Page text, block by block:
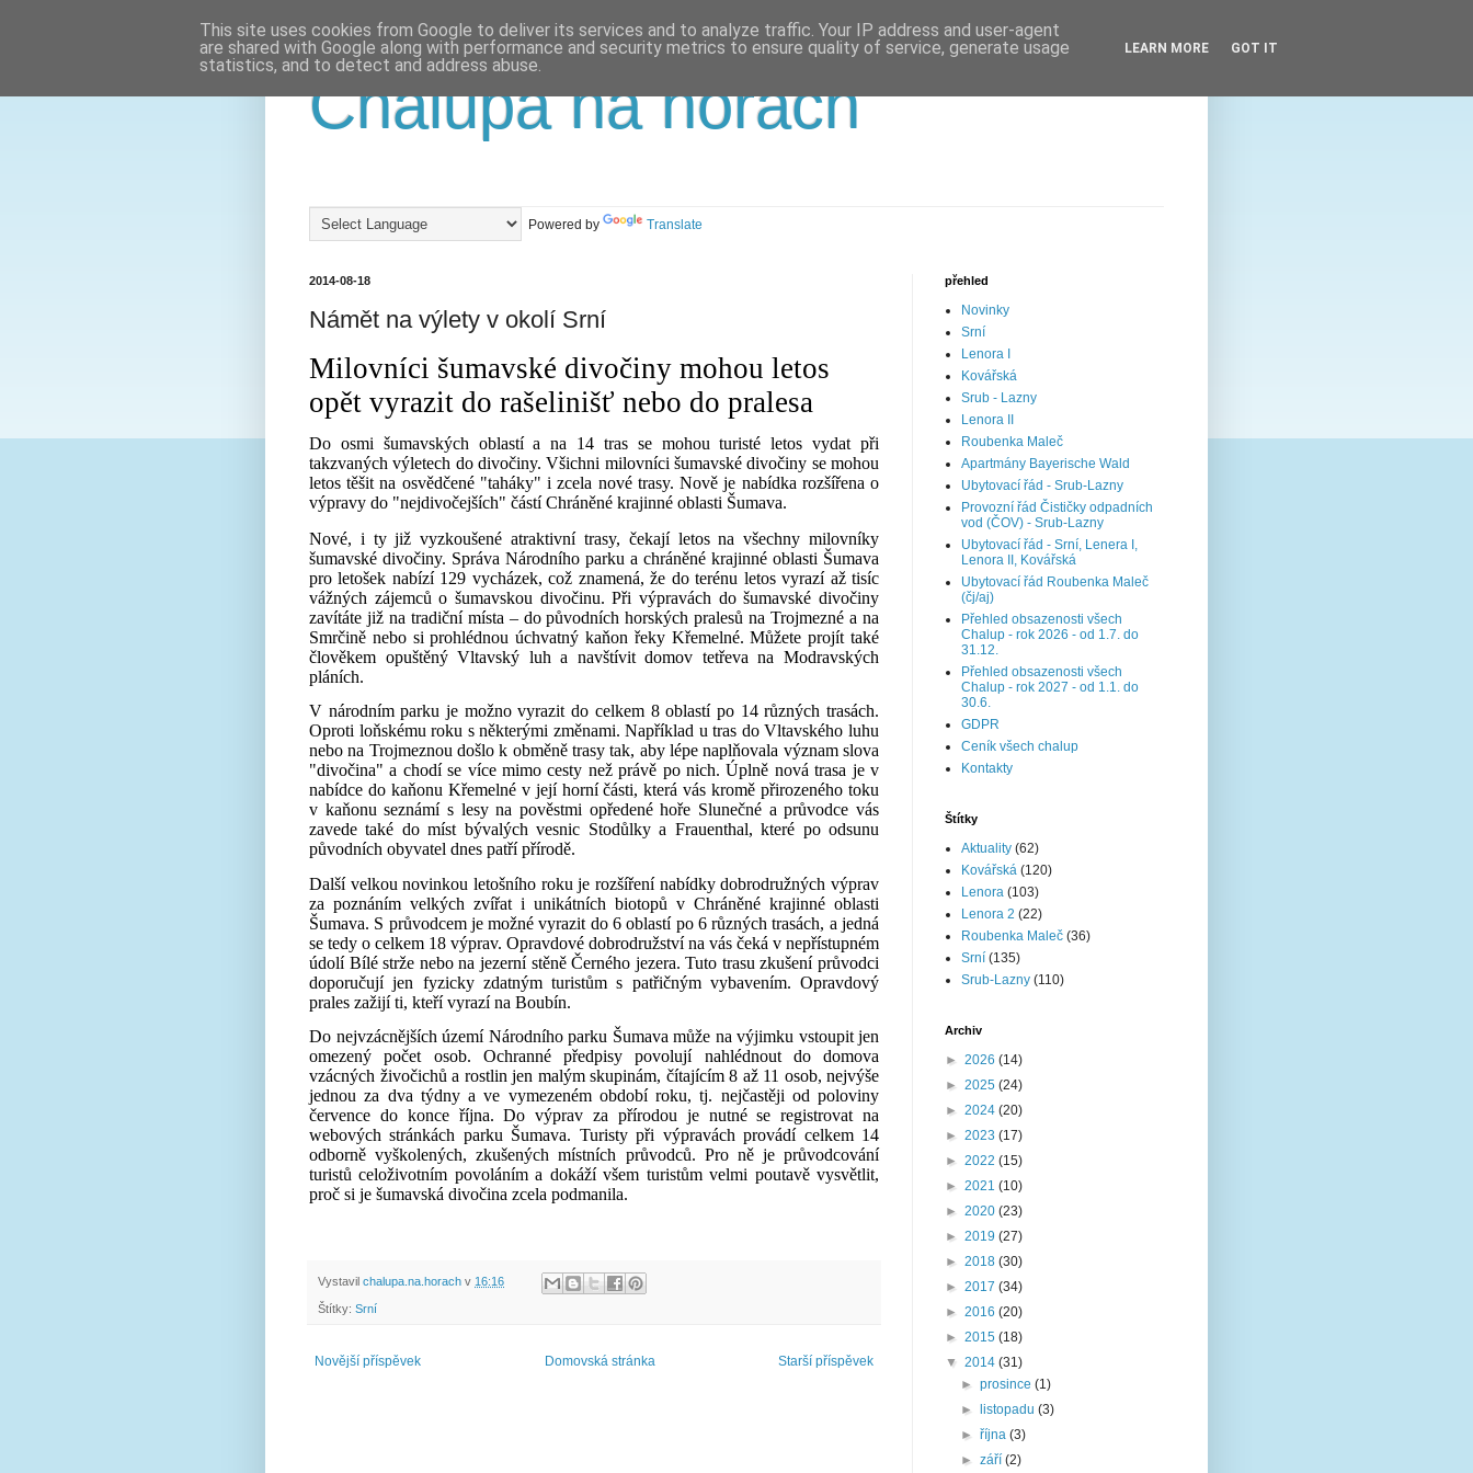
Chalupa na horách
Powered by Translate
2014-08-18
Námět na výlety v okolí Srní
Milovníci šumavské divočiny mohou letos
opět vyrazit do rašelinišť nebo do pralesa
Do osmi šumavských oblastí a na 14 tras se mohou turisté letos vydat při
takzvaných výletech do divočiny. Všichni milovníci šumavské divočiny se mohou
letos těšit na osvědčené "taháky" i zcela nové trasy. Nově je nabídka rozšířena o
výpravy do "nejdivočejších" částí Chráněné krajinné oblasti Šumava.
Nové, i ty již vyzkoušenéatraktivní trasy, čekají letos na všechny milovníky
šumavské divočiny. Správa Národního parku a chráněné krajinné oblasti Šumava
pro letošek nabízí 129 vycházek, což znamená, že do terénu letos vyrazí až tisíc
vážných zájemců o šumavskou divočinu. Při výpravách do šumavské divočiny
zavítáte již na tradiční místa – dopůvodních horských pralesů naTrojmeznéa na
Smrčině nebo si prohlédnou úchvatnýkaňon řeky Křemelné. Můžete projít také
člověkem opuštěnýVltavský luh a navštívit domov tetřeva naModravských
pláních.
V národním parku je možnovyrazit do celkem 8 oblastí po 14 různých trasách.
Oproti loňskému roku s některými změnami. Například u tras do Vltavského luhu
nebo na Trojmeznou došlo k obměně trasy tak, aby lépe naplňovala význam slova
"divočina" a chodí se více mimo cesty než právě po nich. Úplně nová trasa je v
nabídce do kaňonu Křemelnév její horní části, která vás kromě přirozeného toku
v kaňonu seznámí s lesy na pověstmi opředené hoře Slunečné a průvodce vás
zavede také do míst bývalých vesnic Stodůlky a Frauenthal, které po odsunu
původních obyvatel dnes patří přírodě.
Další velkou novinkou letošního roku je rozšíření nabídky dobrodružných výprav
za poznáním velkých zvířat i unikátních biotopů v Chráněné krajinné oblasti
Šumava. S průvodcem je možné vyrazit do 6 oblastí po 6 různých trasách, a jedná
se tedy o celkem 18 výprav. Opravdové dobrodružství na vás čeká v nepřístupném
údolí Bílé strže nebo na jezerní stěněČerného jezera. Tuto trasu zkušení průvodci
doporučují jen fyzicky zdatným turistům s patřičným vybavením. Opravdový
prales zažijí ti, kteří vyrazí na Boubín.
Do nejvzácnějších území Národního parku Šumava může na výjimku vstoupit jen
omezený počet osob. Ochranné předpisy povolují nahlédnout do domova
vzácných živočichů a rostlin jen malým skupinám, čítajícím 8 až 11 osob, nejvýše
jednou za dva týdny a ve vymezeném období roku, tj. nejčastěji od poloviny
července do konce října. Dovýprav za přírodou je nutné seregistrovat na
webových stránkách parku Šumava. Turisty při výpravách provádí celkem 14
odborně vyškolených, zkušených místních průvodců. Pro ně je průvodcování
turistů celoživotním povoláním a dokáží všem turistům velmi poutavě vysvětlit,
proč si je šumavská divočina zcela podmanila.
Vystavil chalupa.na.horach v 16:16
Štítky: Srní
Novější příspěvek Starší příspěvek
Domovská stránka
přehled
Novinky
Srní
Lenora I
Kovářská
Srub - Lazny
Lenora II
Roubenka Maleč
Apartmány Bayerische Wald
Ubytovací řád - Srub-Lazny
Provozní řád Čističky odpadních
vod (ČOV) - Srub-Lazny
Ubytovací řád - Srní, Lenera I,
Lenora II, Kovářská
Ubytovací řád Roubenka Maleč
(čj/aj)
Přehled obsazenosti všech
Chalup - rok 2026 - od 1.7. do
31.12.
Přehled obsazenosti všech
Chalup - rok 2027 - od 1.1. do
30.6.
GDPR
Ceník všech chalup
Kontakty
Štítky
Aktuality (62)
Kovářská (120)
Lenora (103)
Lenora 2 (22)
Roubenka Maleč (36)
Srní (135)
Srub-Lazny (110)
Archiv
► 2026 (14)
► 2025 (24)
► 2024 (20)
► 2023 (17)
► 2022 (15)
► 2021 (10)
► 2020 (23)
► 2019 (27)
► 2018 (30)
► 2017 (34)
► 2016 (20)
► 2015 (18)
▼ 2014 (31)
►prosince(1)
►
listopadu(3)
►října(3)
►září(2)
This site uses cookies from Google to deliver its services and to analyze traffic. Your IP address and user-agent
are shared with Google along with performance and security metrics to ensure quality of service, generate usage
statistics, and to detect and address abuse.
LEARN MORE GOT IT